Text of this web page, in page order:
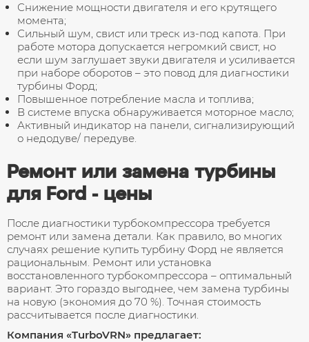
Снижение мощности двигателя и его крутящего
момента;
Сильный шум, свист или треск из-под капота. При
работе мотора допускается негромкий свист, но
если шум заглушает звуки двигателя и усиливается
при наборе оборотов – это повод для диагностики
турбины Форд;
Повышенное потребление масла и топлива;
В системе впуска обнаруживается моторное масло;
Активный индикатор на панели, сигнализирующий
о недодуве/ передуве.
Ремонт или замена турбины
для Ford - цены
После диагностики турбокомпрессора требуется
ремонт или замена детали. Как правило, во многих
случаях решение купить турбину Форд не является
рациональным. Ремонт или установка
восстановленного турбокомпрессора – оптимальный
вариант. Это гораздо выгоднее, чем замена турбины
на новую (экономия до 70 %). Точная стоимость
рассчитывается после диагностики.
Компания «TurboVRN» предлагает: